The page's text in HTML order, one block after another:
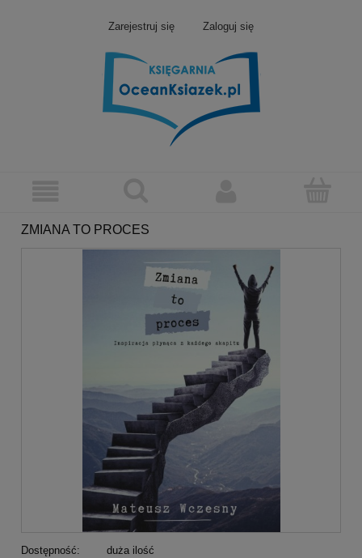
Zarejestruj się Zaloguj się
ZMIANA TO PROCES
Dostępność:
duża ilość